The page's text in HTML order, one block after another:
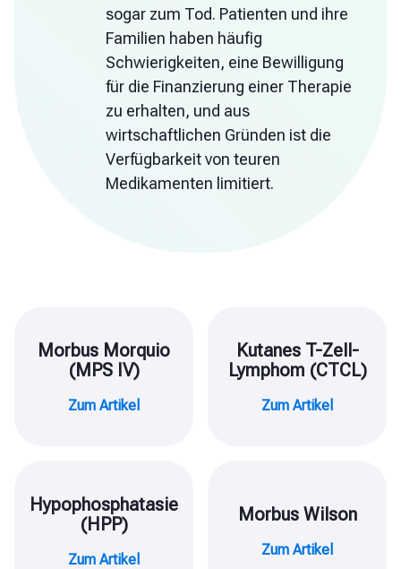
sogar zum Tod. Patienten und ihre
Familien haben häufig
Schwierigkeiten, eine Bewilligung
für die Finanzierung einer Therapie
zu erhalten, und aus
wirtschaftlichen Gründen ist die
Verfügbarkeit von teuren
Medikamenten limitiert.
Morbus Morquio
(MPS IV)
Zum Artikel
Kutanes T-Zell-
Lymphom (CTCL)
Zum Artikel
Hypophosphatasie
(HPP)
Zum Artikel
Morbus Wilson
Zum Artikel